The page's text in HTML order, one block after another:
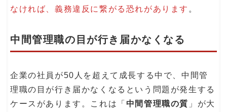
なければ、義務違反に繋がる恐れがあります 。
中間管理職の目が行き届かなくなる
企業の社員が50人を超えて成長する中で、中間管
理職の目が行き届かなくなるという問題が発生する
ケースがあります。これは「 中間管理職の質 」が大